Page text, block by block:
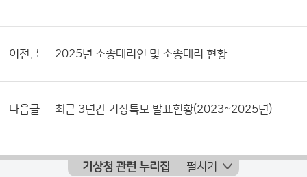
이전글 2025년 소송대리인 및 소송대리 현황
다음글 최근 3년간 기상특보 발표현황(2023~2025년)
기상청 관련 누리집 펼치기